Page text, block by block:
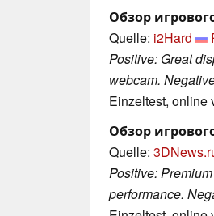
Обзор
Quelle: i2Hard
Positive: Great
webcam.
Einzeltest, online
Обзор
Quelle:
Positive:
performance.